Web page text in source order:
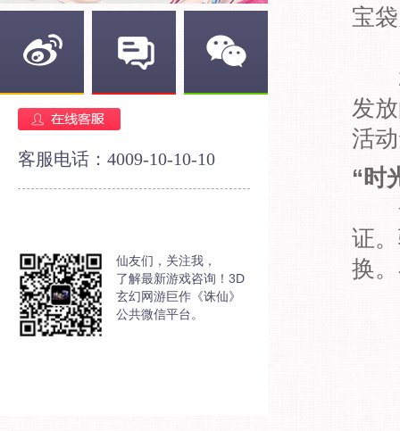
客服电话：4009-10-10-10
仙友们，关注我，
了解最新游戏咨询！3D
玄幻网游巨作《诛仙》
公共微信平台。
宝
2
发
活
“时
证
换